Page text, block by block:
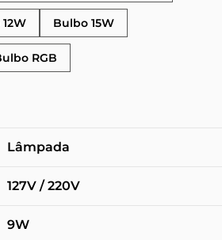
Bulbo 15W
RGB
Lâmpada
127V / 220V
9W